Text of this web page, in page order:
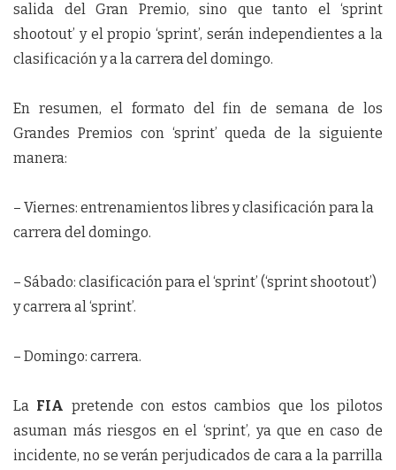
salida del Gran Premio, sino que tanto el ‘sprint
shootout’ y el propio ‘sprint’, serán independientes a la
clasificación y a la carrera del domingo.
En resumen, el formato del fin de semana de los
Grandes Premios con ‘sprint’ queda de la siguiente
manera:
– Viernes: entrenamientos libres y clasificación para la
carrera del domingo.
– Sábado: clasificación para el ‘sprint’ (‘sprint shootout’)
y carrera al ‘sprint’.
– Domingo: carrera.
La FIA pretende con estos cambios que los pilotos
asuman más riesgos en el ‘sprint’, ya que en caso de
incidente, no se verán perjudicados de cara a la parrilla